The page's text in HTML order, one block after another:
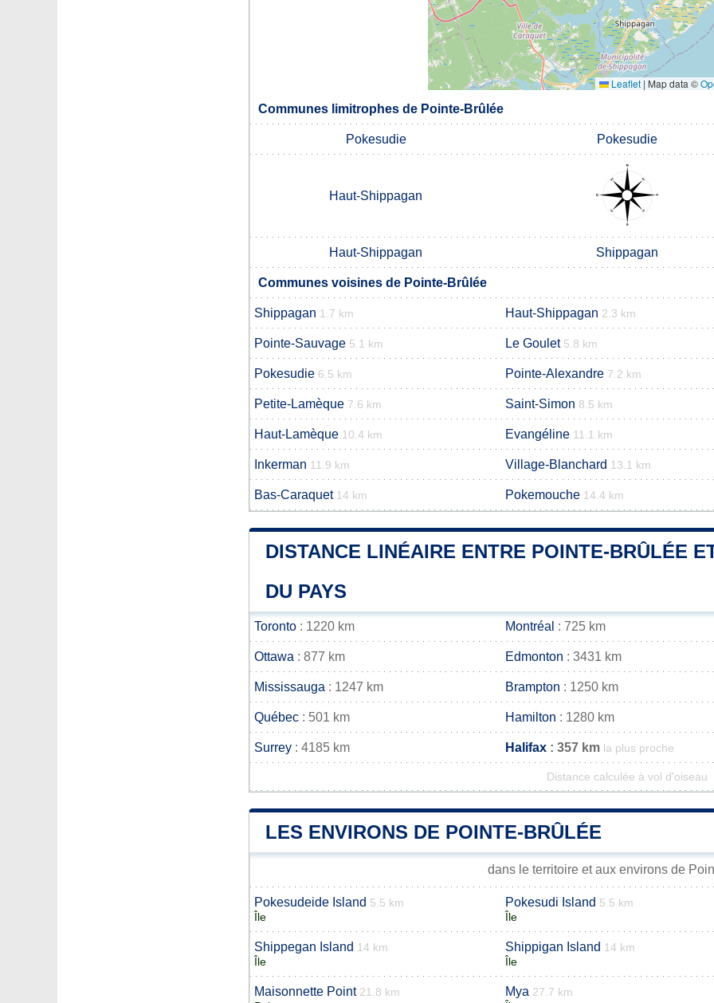
Leaflet | Map data ©
Communes limitrophes de Pointe-Brûlée
Pokesudie Pokesudie
Haut-Shippagan
Haut-Shippagan Shippagan
Communes voisines de Pointe-Brûlée
Shippagan 1.7 km Haut-Shippagan 2.3 km
Pointe-Sauvage 5.1 km Le Goulet 5.8 km
Pokesudie 6.5 km Pointe-Alexandre 7.2 km
Petite-Lamèque 7.6 km Saint-Simon 8.5 km
Haut-Lamèque 10.4 km Evangéline 11.1 km
Inkerman 11.9 km Village-Blanchard 13.1 km
Bas-Caraquet 14 km Pokemouche 14.4 km
DISTANCE LINÉAIRE ENTRE POINTE-BRÛLÉE
DU PAYS
Toronto : 1220 km Montréal : 725 km
Ottawa : 877 km Edmonton : 3431 km
Mississauga : 1247 km Brampton : 1250 km
Québec : 501 km Hamilton : 1280 km
Surrey : 4185 km Halifax : 357 km la plus proche
Distance calculée à vol d'oiseau
LES ENVIRONS DE POINTE-BRÛLÉE
dans le territoire et aux environs de
Pokesudeide Island 5.5 km
Île
Pokesudi Island 5.5 km
Île
Shippegan Island 14 km
Île
Shippigan Island 14 km
Île
Maisonnette Point 21.8 km
Mya 27.7 km